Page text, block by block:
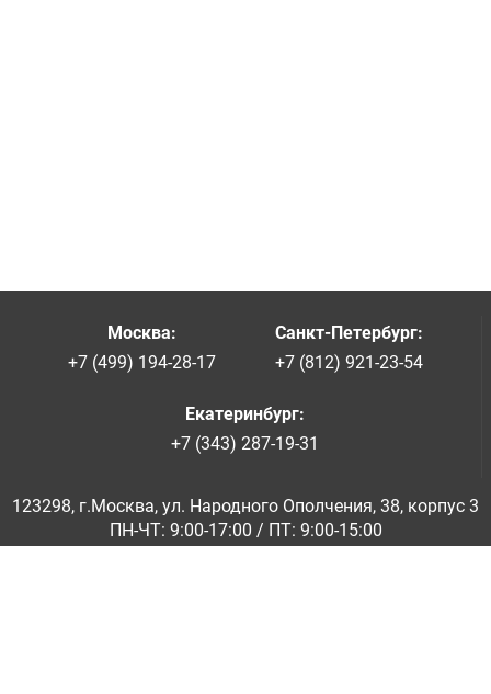
Москва:
+7 (499) 194-28-17
Санкт-Петербург:
+7 (812) 921-23-54
Екатеринбург:
+7 (343) 287-19-31
123298, г.Москва, ул. Народного Ополчения, 38, корпус 3
ПН-ЧТ: 9:00-17:00 / ПТ: 9:00-15:00